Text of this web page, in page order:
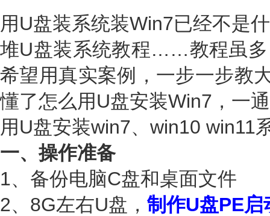
用U盘装系统装Win7已经不是
堆U盘装系统教程……教程虽多
希望用真实案例，一步一步教
懂了怎么用U盘安装Win7，一
用U盘安装win7、win10 win11
一、操作准备
1、备份电脑C盘和桌面文件
2、8G左右U盘， 制作U盘PE启